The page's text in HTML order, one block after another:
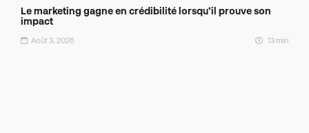
Le marketing gagne en crédibilité lorsqu’il prouve son
impact
Août 3, 2026 13 min